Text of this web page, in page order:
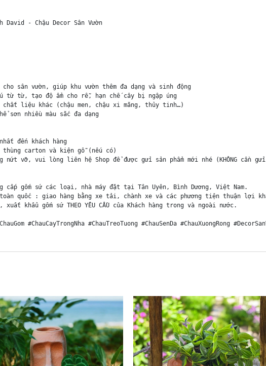
David - Chậu Decor Sân Vườn
sân vườn, giúp khu vườn thêm đa dạng và sinh động
từ từ, tạo độ ẩm cho rễ, hạn chế cây bị ngập úng
liệu khác (chậu men, chậu xi măng, thủy tinh…)
sơn nhiều màu sắc đa dạng
đến khách hàng
thùng carton và kiện gỗ (nếu có)
nứt vỡ, vui lòng liên hệ Shop để được gửi sản phẩm mới nhé (KHÔNG cần
cấp gốm sứ các loại, nhà máy đặt tại Tân Uyên, Bình Dương, Việt Nam.
toàn quốc : giao hàng bằng xe tải, chành xe và các phương tiện thuận lợi
khẩu gốm sứ THEO YÊU CẦU của Khách hàng trong và ngoài nước.
#ChauCayTrongNha #ChauTreoTuong #ChauSenDa #ChauXuongRong